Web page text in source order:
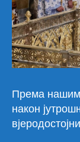
Према нашим
након